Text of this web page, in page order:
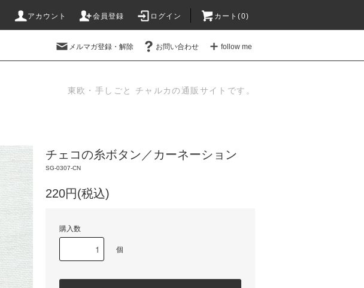
アカウント 会員登録 ログイン カート(0)
メルマガ登録・解除 お問い合わせ follow me
東欧・手しごと チャルカの通販サイトです。
チェコの糸ボタン／カーネーション
SG-0307-CN
220円(税込)
購入数
個